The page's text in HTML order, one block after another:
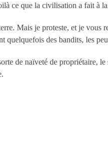
ce que la civilisation a fait à
Mais je proteste, et je vous
quelquefois des bandits, les
de naïveté de propriétaire, le